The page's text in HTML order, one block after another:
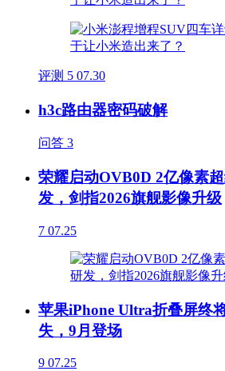
评测 5 07.30
h3c路由器密码破解
问答 3
荣耀启动OVB0D 2亿像素
发，剑指2026旗舰影像升级
7 07.25
苹果iPhone Ultra折叠屏终
失，9月登场
9 07.25